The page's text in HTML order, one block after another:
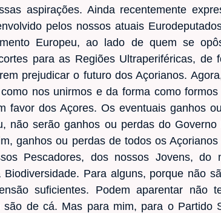
aspirações. Ainda recentemente
pelos nossos atuais
Europeu, ao lado de quem se
para as Regiões Ultraperiféricas, de
prejudicar o futuro dos Açorianos.
nos unirmos e da forma como
favor dos Açores. Os eventuais ganhos
não serão ganhos ou perdas do
ganhos ou perdas de todos os
Pescadores, dos nossos Jovens, do
Para alguns, porque não
suficientes. Podem aparentar não
de cá. Mas para mim, para o Partido